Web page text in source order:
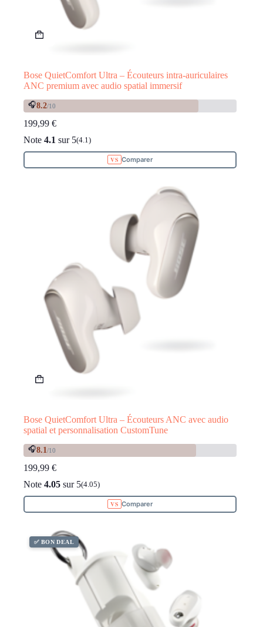
Bose QuietComfort Ultra – Écouteurs intra-auriculaires
ANC premium avec audio spatial immersif
🎧8.2/10
199,99 €
Note 4.1 sur 5(4.1)
Comparer
Bose QuietComfort Ultra – Écouteurs ANC avec audio
spatial et personnalisation CustomTune
🎧8.1/10
199,99 €
Note 4.05 sur 5(4.05)
Comparer
✅ BON DEAL